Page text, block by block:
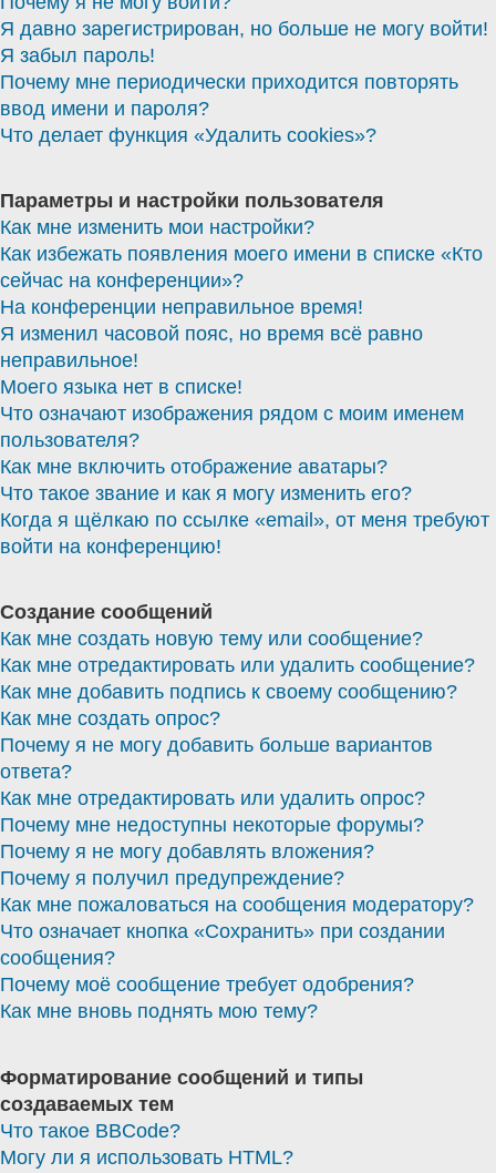
Я давно зарегистрирован, но больше не могу войти!
Я забыл пароль!
Почему мне периодически приходится повторять
ввод имени и пароля?
Что делает функция «Удалить cookies»?
Параметры и настройки пользователя
Как мне изменить мои настройки?
Как избежать появления моего имени в списке «Кто
сейчас на конференции»?
На конференции неправильное время!
Я изменил часовой пояс, но время всё равно
неправильное!
Моего языка нет в списке!
Что означают изображения рядом с моим именем
пользователя?
Как мне включить отображение аватары?
Что такое звание и как я могу изменить его?
Когда я щёлкаю по ссылке «email», от меня требуют
войти на конференцию!
Создание сообщений
Как мне создать новую тему или сообщение?
Как мне отредактировать или удалить сообщение?
Как мне добавить подпись к своему сообщению?
Как мне создать опрос?
Почему я не могу добавить больше вариантов
ответа?
Как мне отредактировать или удалить опрос?
Почему мне недоступны некоторые форумы?
Почему я не могу добавлять вложения?
Почему я получил предупреждение?
Как мне пожаловаться на сообщения модератору?
Что означает кнопка «Сохранить» при создании
сообщения?
Почему моё сообщение требует одобрения?
Как мне вновь поднять мою тему?
Форматирование сообщений и типы
создаваемых тем
Что такое BBCode?
Могу ли я использовать HTML?